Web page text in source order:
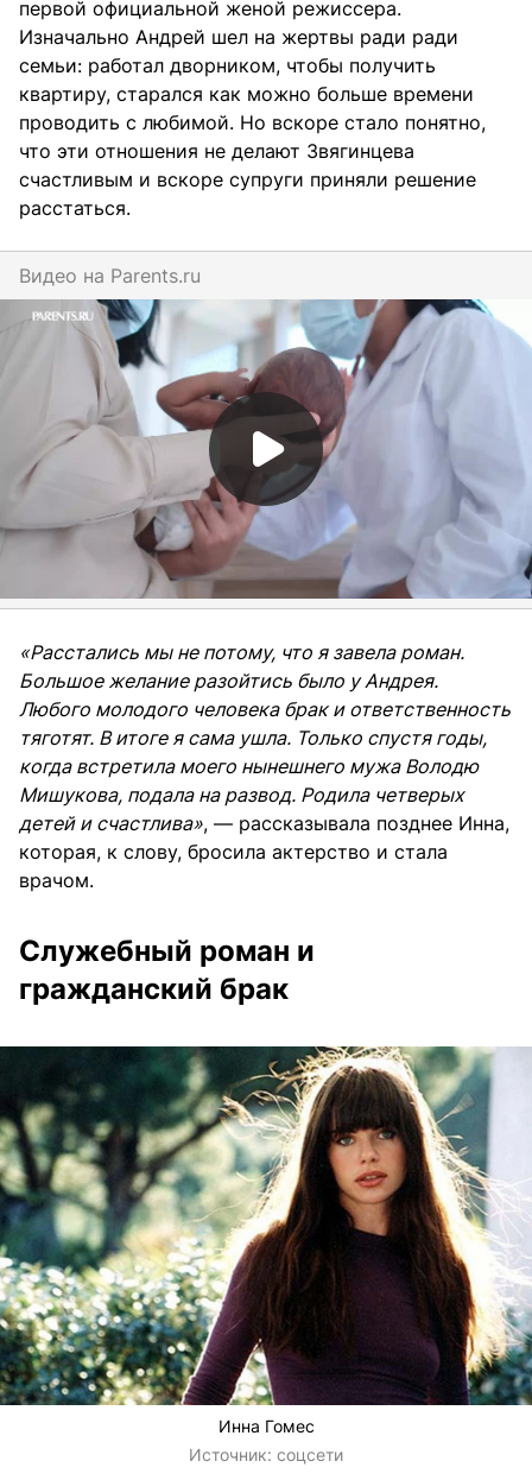
первой официальной женой режиссера.
Изначально Андрей шел на жертвы ради ради
семьи: работал дворником, чтобы получить
квартиру, старался как можно больше времени
проводить с любимой. Но вскоре стало понятно,
что эти отношения не делают Звягинцева
счастливым и вскоре супруги приняли решение
расстаться.
Видео на parents.ru
«Расстались мы не потому, что я завела роман.
Большое желание разойтись было у Андрея.
Любого молодого человека брак и ответственность
тяготят. В итоге я сама ушла. Только спустя годы,
когда встретила моего нынешнего мужа Володю
Мишукова, подала на развод. Родила четверых
детей и счастлива», — рассказывала позднее Инна,
которая, к слову, бросила актерство и стала
врачом.
Служебный роман и
гражданский брак
Инна Гомес
Источник: соцсети